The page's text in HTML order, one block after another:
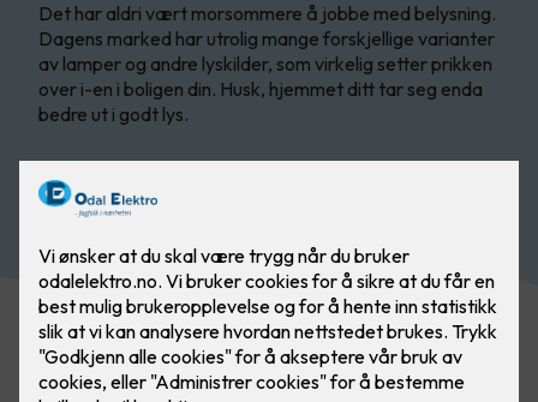
Det har aldri vært morsommere å jobbe med belysning.
Dagens marked har utrolig mange forskjellige varianter
av lamper og andre lyskilder, som virkelig setter prikken
over i-en i boligen din. Husk, hjemmet ditt tar seg enda
bedre ut i godt lys.
Se vårt utvalg av belysning
Uendelige muligheter med LED-
striper!